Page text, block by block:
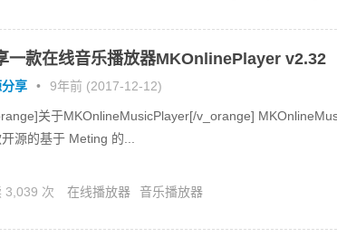
一款在线音乐播放器MKOnlinePlayer v2.32
享 • 9年前 (2017-12-12)
关于MKOnlineMusicPlayer[/v_orange]
源的基于 Meting 的...
3,039 次 在线播放器 音乐播放器